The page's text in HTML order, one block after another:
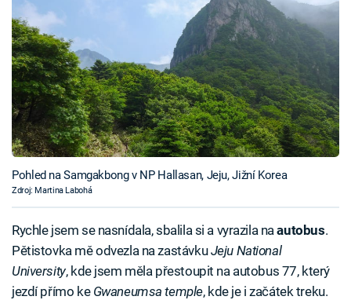
Pohled na Samgakbong v NP Hallasan, Jeju, Jižní Korea
Zdroj: Martina Labohá
Rychle jsem se nasnídala, sbalila si a vyrazila naautobus.
Pětistovka mě odvezla na zastávkuJeju National
University, kde jsem měla přestoupit na autobus 77, který
jezdí přímo ke Gwaneumsa temple, kde je i začátek treku.